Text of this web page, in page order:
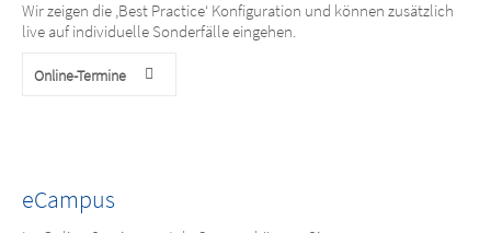
Wir zeigen die ,Best Practice‘ Konfiguration und können zusätzlich
live auf individuelle Sonderfälle eingehen.
Online-Termine
eCampus